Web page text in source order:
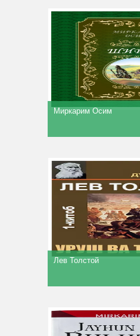
Миркарим Осим
Лев Толстой